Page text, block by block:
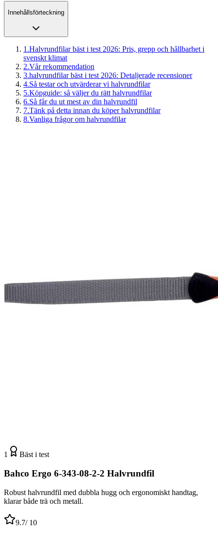
Innehållsförteckning
1 .Halvrundfilar bäst i test 2026: Pris, grepp och hållbarhet i
svenskt klimat
2.Vår rekommendation
3.halvrundfilar bäst i test 2026: Detaljerade recensioner
4.Så testar och utvärderar vi halvrundfilar
5.Köpguide: så väljer du rätt halvrundfilar
6.Så får du ut mest av din halvrundfil
7.Tänk på detta innan du köper halvrundfilar
8.Vanliga frågor om halvrundfilar
1 Bäst i test
Bahco Ergo 6-343-08-2-2 Halvrundfil
Robust halvrundfil med dubbla hugg och ergonomiskt handtag,
klarar både trä och metall.
9.7/ 10